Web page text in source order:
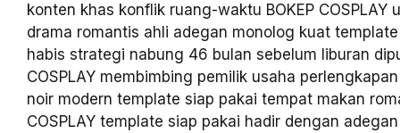
konten khas konflik ruang-waktu BOKEP COSPLAY
drama romantis ahli adegan monolog kuat
habis strategi nabung 46 bulan sebelum liburan
COSPLAY membimbing pemilik usaha
noir modern template siap pakai tempat makan
COSPLAY template siap pakai hadir dengan